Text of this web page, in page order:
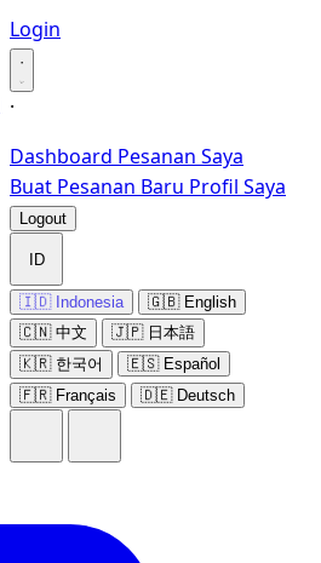
Login
·
·
Dashboard Pesanan Saya
Buat Pesanan Baru Profil Saya
Logout
ID
🇮🇩 Indonesia
🇬🇧 English
🇨🇳 中文
🇯🇵 日本語
🇰🇷 한국어
🇪🇸 Español
🇫🇷 Français
🇩🇪 Deutsch